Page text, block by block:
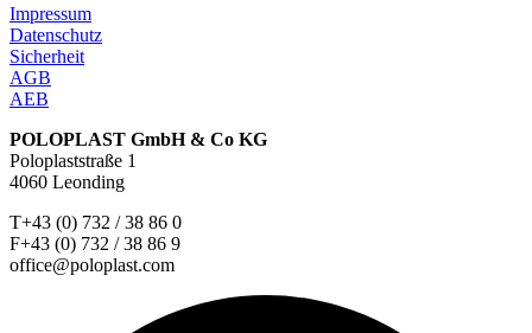
Impressum
Datenschutz
Sicherheit
AGB
AEB
POLOPLAST GmbH & Co KG
Poloplaststraße 1
4060 Leonding
T+43 (0) 732 / 38 86 0
F+43 (0) 732 / 38 86 9
office@poloplast.com